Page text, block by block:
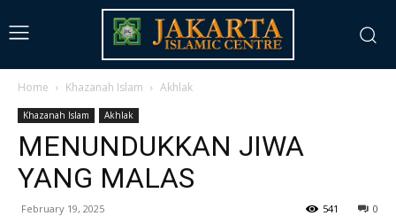
Home Khazanah Islam Akhlak
Khazanah Islam Akhlak
MENUNDUKKAN JIWA
YANG MALAS
February 19, 2025 0
541